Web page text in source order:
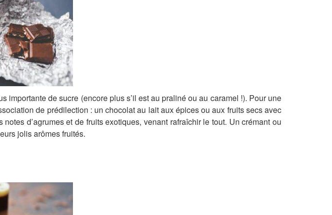
importante de sucre (encore plus s’il est au praliné ou au caramel !). Pour une
de prédilection : un chocolat au lait aux épices ou aux fruits secs avec
d’agrumes et de fruits exotiques, venant rafraîchir le tout. Un crémant ou
jolis arômes fruités.